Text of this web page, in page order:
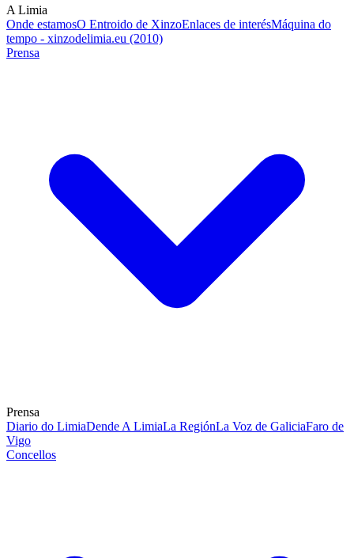
A Limia
Onde estamosO Entroido de XinzoEnlaces de interésMáquina do
tempo - xinzodelimia.eu (2010)
Prensa
Prensa
Diario do LimiaDende A LimiaLa RegiónLa Voz de GaliciaFaro de
Vigo
Concellos